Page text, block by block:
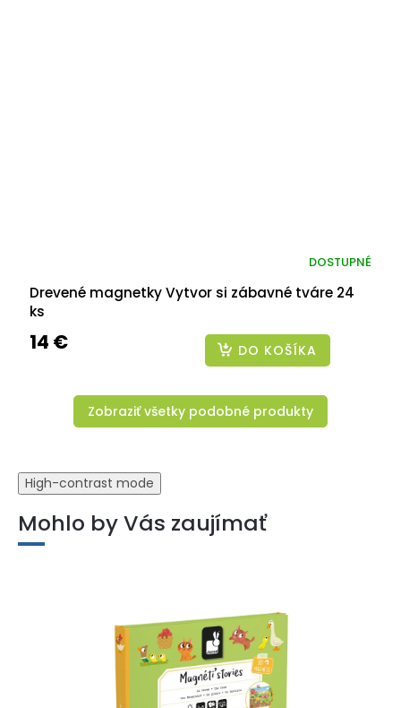
Drevené magnetky Vytvor si zábavné tváre 24
ks
DOSTUPNÉ
14 € DO KOŠÍKA
Zobraziť všetky podobné produkty
High-contrast mode
Mohlo by Vás zaujímať